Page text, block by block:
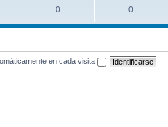
0 0
en cada visita